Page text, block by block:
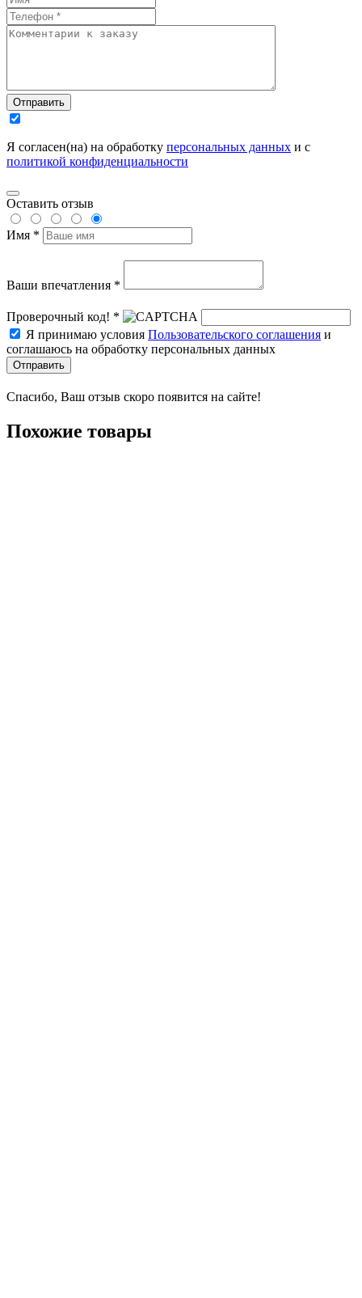
Отправить
Я согласен(на) на обработку персональных данных и с
политикой конфиденциальности
Оставить отзыв
Имя *
Ваши впечатления *
Проверочный код! *
Я принимаю условия Пользовательского соглашения и
соглашаюсь на обработку персональных данных
Отправить
Спасибо, Ваш отзыв скоро появится на сайте!
Похожие товары